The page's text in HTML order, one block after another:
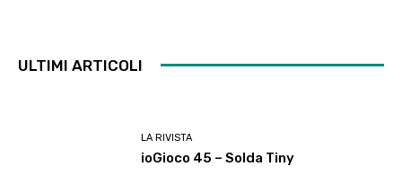
ULTIMI ARTICOLI
LA RIVISTA
ioGioco 45 – Solda Tiny